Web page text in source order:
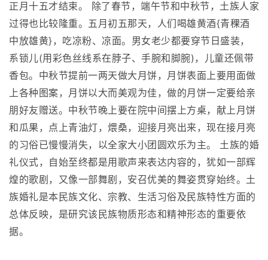
正月十五才结束。 除了春节，端午节和中秋节，土族人家
过得也比较隆重。五月初五那天，人们喝雄黄酒{青稞酒
中放雄黄}，吃凉粉、凉面。男女老少都要穿节日盛装，
系锁儿(用彩色丝线系在脖子、手腕和脚腕)，儿童还佩带
香包。中秋节提前一两天做大月饼，月饼表面上要用面做
上各种图案，月饼以大而美观为佳，做的月饼一定要给亲
朋好友赠送。中秋节晚上要在院中间摆上方桌，献上月饼
和瓜果，点上青油灯，煨桑，迎接月亮出来，现在接月亮
的习俗已慢慢消失，以全家大小团圆欢乐为主。 土族的婚
礼仪式，自始至终都是用歌声来表达内容的，犹如一部辉
煌的歌剧，又像一部舞剧，安召优美的舞姿贯穿始终。土
族婚礼是本民族文化、宗教、生活习俗及民族特性方面的
总体反映，是研究该民族物质形态和精神形态的重要依
据。